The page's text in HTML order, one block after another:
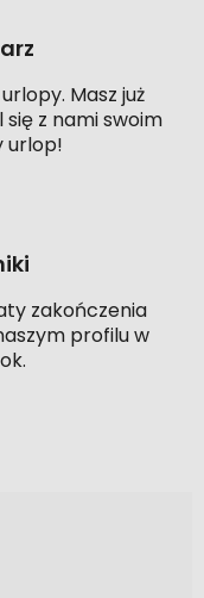
Masz już
z nami swoim
urlop!
zakończenia
profilu w